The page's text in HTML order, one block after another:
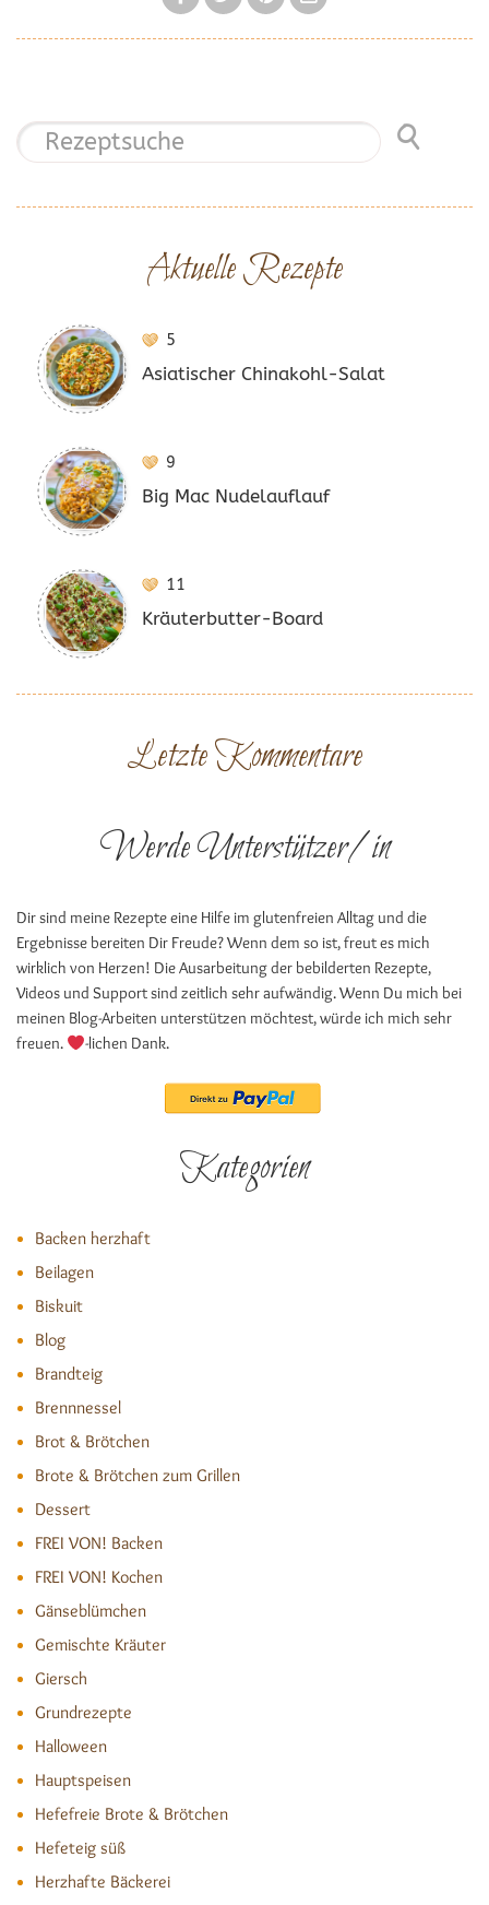
Aktuelle Rezepte
5
Asiatischer Chinakohl-Salat
9
Big Mac Nudelauflauf
11
Kräuterbutter-Board
Letzte Kommentare
Werde Unterstützer/in
Dir sind meine Rezepte eine Hilfe im glutenfreien Alltag und die
Ergebnisse bereiten Dir Freude? Wenn dem so ist, freut es mich
wirklich von Herzen! Die Ausarbeitung der bebilderten Rezepte,
Videos und Support sind zeitlich sehr aufwändig. Wenn Du mich bei
meinen Blog-Arbeiten unterstützen möchtest, würde ich mich sehr
freuen.
-lichen Dank.
Kategorien
Backen herzhaft
Beilagen
Biskuit
Blog
Brandteig
Brennnessel
Brot & Brötchen
Brote & Brötchen zum Grillen
Dessert
FREI VON! Backen
FREI VON! Kochen
Gänseblümchen
Gemischte Kräuter
Giersch
Grundrezepte
Halloween
Hauptspeisen
Hefefreie Brote & Brötchen
Hefeteig süß
Herzhafte Bäckerei